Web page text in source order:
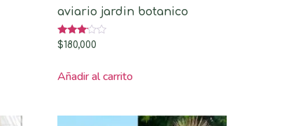
aviario jardin botanico
Valorado
con
$180,000
Añadir al carrito